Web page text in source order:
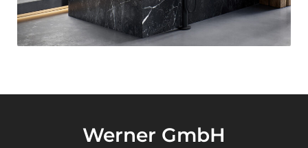
Werner GmbH